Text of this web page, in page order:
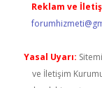
Reklam ve
Yasal Uyarı:
ve İletişim